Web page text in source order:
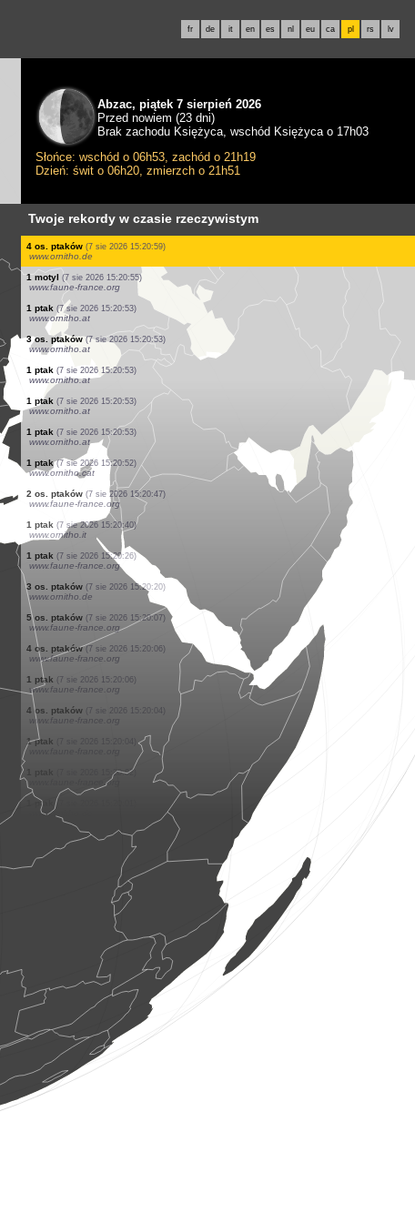
fr de it en es nl eu ca pl rs lv
Abzac, piątek 7 sierpień 2026
Przed nowiem (23 dni)
Brak zachodu Księżyca, wschód Księżyca o 17h03
Słońce: wschód o 06h53, zachód o 21h19
Dzień: świt o 06h20, zmierzch o 21h51
Twoje rekordy w czasie rzeczywistym
3 os. ptaków (7 sie 2026 15:21:27)
www.faune-france.org
1 ptak (7 sie 2026 15:21:25)
www.faune-france.org
1 ptak (7 sie 2026 15:21:24)
www.faune-france.org
1 ptak (7 sie 2026 15:21:24)
www.faune-france.org
30 os. ptaków (7 sie 2026 15:21:22)
www.faune-france.org
2 os. ptaków (7 sie 2026 15:21:22)
www.ornitho.de
13 os. ptaków (7 sie 2026 15:21:15)
www.ornitho.de
1 ptak (7 sie 2026 15:21:04)
www.faune-france.org
4 os. ptaków (7 sie 2026 15:20:59)
www.ornitho.de
1 motyl (7 sie 2026 15:20:55)
www.faune-france.org
1 ptak (7 sie 2026 15:20:53)
www.ornitho.at
3 os. ptaków (7 sie 2026 15:20:53)
www.ornitho.at
1 ptak (7 sie 2026 15:20:53)
www.ornitho.at
1 ptak (7 sie 2026 15:20:53)
www.ornitho.at
1 ptak (7 sie 2026 15:20:53)
www.ornitho.at
1 ptak (7 sie 2026 15:20:52)
www.ornitho.cat
2 os. ptaków (7 sie 2026 15:20:47)
(7 sie 2026 15:20:40)
1 ptak (7 sie 2026 15:20:26)
www.faune-france.org
3 os. ptaków (7 sie 2026 15:20:20)
www.ornitho.de
5 os. ptaków (7 sie 2026 15:20:07)
www.faune-france.org
(7 sie 2026 15:20:06)
www.faune-france.org
(7 sie 2026 15:20:06)
(7 sie 2026 15:20:04)
www.faune-france.org
1 ptak (7 sie 2026 15:20:04)
www.faune-france.org
(7 sie 2026 15:20:02)
www.faune-france.org
(7 sie 2026 15:20:01)
www.ornitho.de
1 ptak (7 sie 2026 15:20:01)
www.faune-france.org